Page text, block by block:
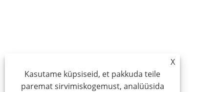
X
Kasutame küpsiseid, et pakkuda teile
paremat sirvimiskogemust, analüüsida